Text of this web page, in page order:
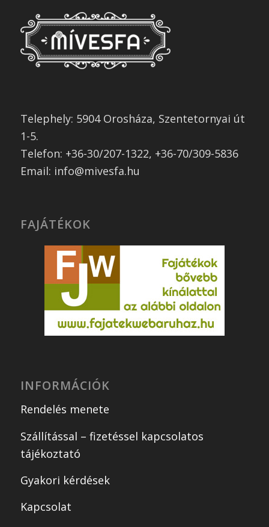
Telephely: 5904 Orosháza, Szentetornyai út
1-5.
Telefon: +36-30/207-1322, +36-70/309-5836
Email: info@mivesfa.hu
FAJÁTÉKOK
INFORMÁCIÓK
Rendelés menete
Szállítással – fizetéssel kapcsolatos
tájékoztató
Gyakori kérdések
Kapcsolat